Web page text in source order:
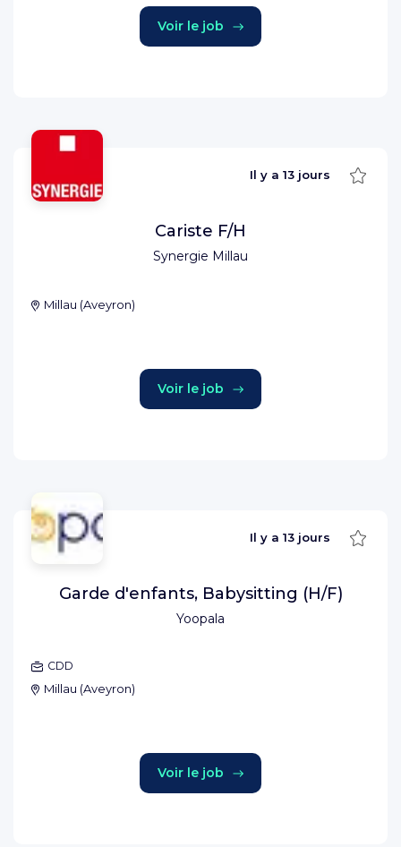
Voir le job
Synergie Millau
Il y a 13 jours
Cariste F/H
Millau (Aveyron)
Voir le job
Yoopala
Il y a 13 jours
Garde d'enfants, Babysitting (H/F)
CDD
Millau (Aveyron)
Voir le job